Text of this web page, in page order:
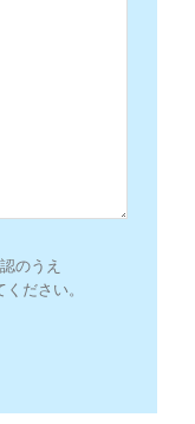
のうえ
ださい。